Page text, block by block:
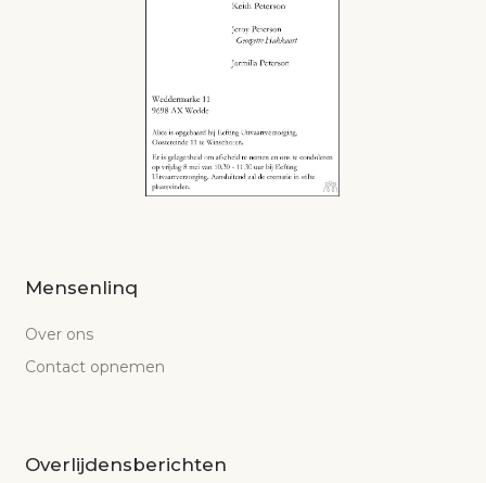
Mensenlinq
Over ons
Contact opnemen
Overlijdensberichten